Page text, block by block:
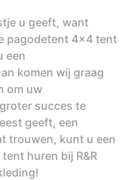
u geeft, want
pagodetent 4x4 tent
een
komen wij graag
om uw
succes te
geeft, een
trouwen, kunt u een
huren bij R&R